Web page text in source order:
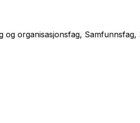
organisasjonsfag,